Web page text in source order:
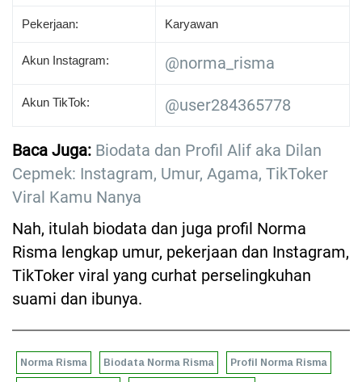
Pekerjaan: Karyawan
Akun Instagram: @norma_risma
Akun TikTok: @user284365778
Baca Juga: Biodata dan Profil Alif aka Dilan
Cepmek: Instagram, Umur, Agama, TikToker
Viral Kamu Nanya
Nah, itulah biodata dan juga profil Norma
Risma lengkap umur, pekerjaan dan Instagram,
TikToker viral yang curhat perselingkuhan
suami dan ibunya.
Norma Risma Biodata Norma Risma Profil Norma Risma